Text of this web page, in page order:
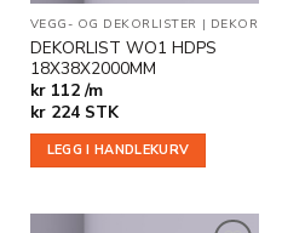
VEGG- OG DEKORLISTER | DEKOR
DEKORLIST WO1 HDPS
18X38X2000MM
kr 112 /m
kr224 STK
LEGG I HANDLEKURV